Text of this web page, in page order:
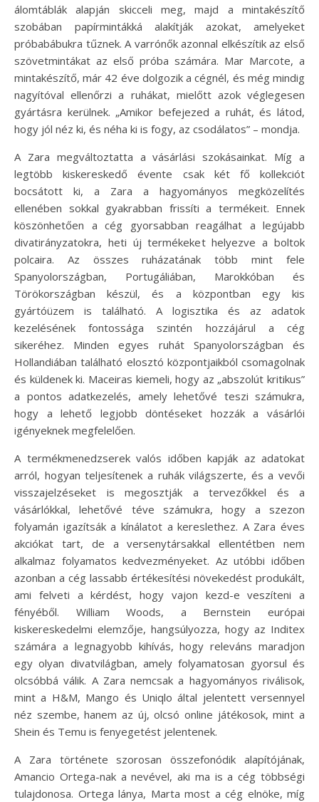
álomtáblák alapján skicceli meg, majd a mintakészítő
szobában papírmintákká alakítják azokat, amelyeket
próbabábukra tűznek. A varrónők azonnal elkészítik az első
szövetmintákat az első próba számára. Mar Marcote, a
mintakészítő, már 42 éve dolgozik a cégnél, és még mindig
nagyítóval ellenőrzi a ruhákat, mielőtt azok véglegesen
gyártásra kerülnek. „Amikor befejezed a ruhát, és látod,
hogy jól néz ki, és néha ki is fogy, az csodálatos” – mondja.
A Zara megváltoztatta a vásárlási szokásainkat. Míg a
legtöbb kiskereskedő évente csak két fő kollekciót
bocsátott ki, a Zara a hagyományos megközelítés
ellenében sokkal gyakrabban frissíti a termékeit. Ennek
köszönhetően a cég gyorsabban reagálhat a legújabb
divatirányzatokra, heti új termékeket helyezve a boltok
polcaira. Az összes ruházatának több mint fele
Spanyolországban, Portugáliában, Marokkóban és
Törökországban készül, és a központban egy kis
gyártóüzem is található. A logisztika és az adatok
kezelésének fontossága szintén hozzájárul a cég
sikeréhez. Minden egyes ruhát Spanyolországban és
Hollandiában található elosztó központjaikból csomagolnak
és küldenek ki. Maceiras kiemeli, hogy az „abszolút kritikus”
a pontos adatkezelés, amely lehetővé teszi számukra,
hogy a lehető legjobb döntéseket hozzák a vásárlói
igényeknek megfelelően.
A termékmenedzserek valós időben kapják az adatokat
arról, hogyan teljesítenek a ruhák világszerte, és a vevői
visszajelzéseket is megosztják a tervezőkkel és a
vásárlókkal, lehetővé téve számukra, hogy a szezon
folyamán igazítsák a kínálatot a kereslethez. A Zara éves
akciókat tart, de a versenytársakkal ellentétben nem
alkalmaz folyamatos kedvezményeket. Az utóbbi időben
azonban a cég lassabb értékesítési növekedést produkált,
ami felveti a kérdést, hogy vajon kezd-e veszíteni a
fényéből. William Woods, a Bernstein európai
kiskereskedelmi elemzője, hangsúlyozza, hogy az Inditex
számára a legnagyobb kihívás, hogy releváns maradjon
egy olyan divatvilágban, amely folyamatosan gyorsul és
olcsóbbá válik. A Zara nemcsak a hagyományos riválisok,
mint a H&M, Mango és Uniqlo által jelentett versennyel
néz szembe, hanem az új, olcsó online játékosok, mint a
Shein és Temu is fenyegetést jelentenek.
A Zara története szorosan összefonódik alapítójának,
Amancio Ortega-nak a nevével, aki ma is a cég többségi
tulajdonosa. Ortega lánya, Marta most a cég elnöke, míg